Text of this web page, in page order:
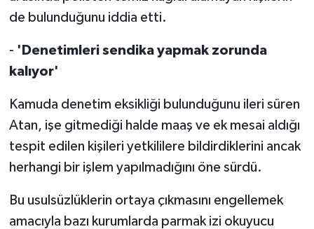
de bulunduğunu iddia etti.
- 'Denetimleri sendika yapmak zorunda
kalıyor'
Kamuda denetim eksikliği bulunduğunu ileri süren
Atan, işe gitmediği halde maaş ve ek mesai aldığı
tespit edilen kişileri yetkililere bildirdiklerini ancak
herhangi bir işlem yapılmadığını öne sürdü.
Bu usulsüzlüklerin ortaya çıkmasını engellemek
amacıyla bazı kurumlarda parmak izi okuyucu